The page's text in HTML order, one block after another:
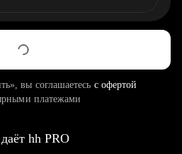
вы соглашаетесь с офертой
платежами
hh PRO